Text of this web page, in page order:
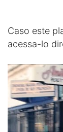
Caso este
acessa-lo